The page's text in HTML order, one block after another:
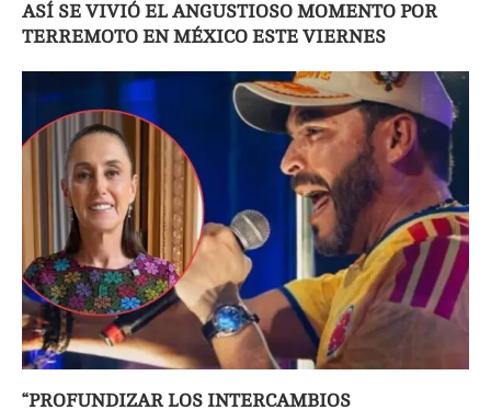
ASÍ SE VIVIÓ EL ANGUSTIOSO MOMENTO POR
TERREMOTO EN MÉXICO ESTE VIERNES
“PROFUNDIZAR LOS INTERCAMBIOS